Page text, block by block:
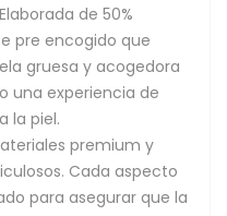
de 50%
pre encogido que
gruesa y acogedora
una experiencia de
la piel.
premium y
Cada aspecto
para asegurar que la